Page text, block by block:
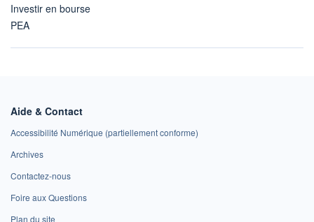
Investir en bourse
PEA
Aide & Contact
Accessibilité Numérique (partiellement conforme)
Archives
Contactez-nous
Foire aux Questions
Plan du site